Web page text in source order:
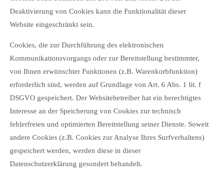
Deaktivierung von Cookies kann die Funktionalität dieser
Website eingeschränkt sein.
Cookies, die zur Durchführung des elektronischen
Kommunikationsvorgangs oder zur Bereitstellung bestimmter,
von Ihnen erwünschter Funktionen (z.B. Warenkorbfunktion)
erforderlich sind, werden auf Grundlage von Art. 6 Abs. 1 lit. f
DSGVO gespeichert. Der Websitebetreiber hat ein berechtigtes
Interesse an der Speicherung von Cookies zur technisch
fehlerfreien und optimierten Bereitstellung seiner Dienste. Soweit
andere Cookies (z.B. Cookies zur Analyse Ihres Surfverhaltens)
gespeichert werden, werden diese in dieser
Datenschutzerklärung gesondert behandelt.